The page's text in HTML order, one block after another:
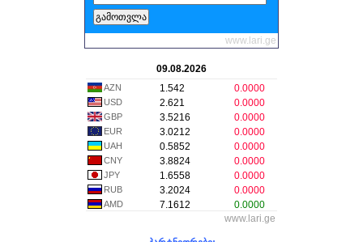
www.lari.ge
09.08.2026
AZN 1.542 0.0000
USD 2.621 0.0000
GBP 3.5216 0.0000
EUR 3.0212 0.0000
UAH 0.5852 0.0000
CNY 3.8824 0.0000
JPY 1.6558 0.0000
RUB 3.2024 0.0000
AMD 7.1612
0.0000
www.lari.ge